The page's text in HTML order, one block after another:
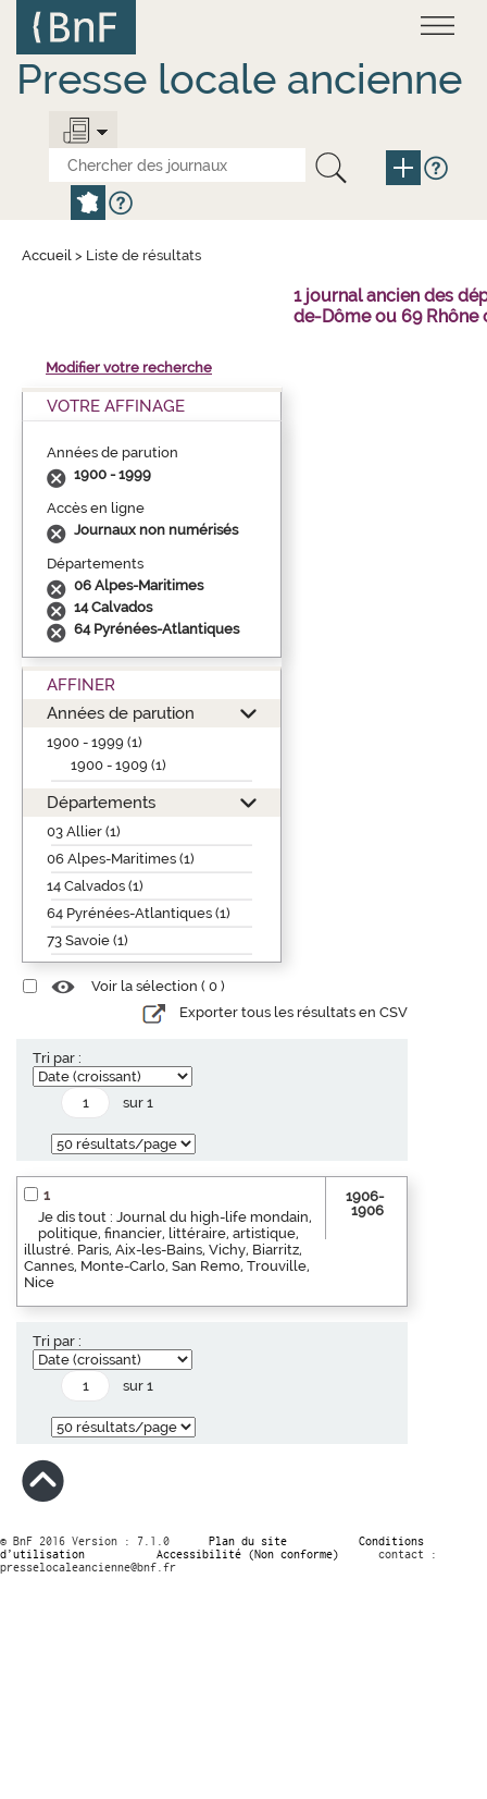
contenu
principal
Presse locale ancienne
Accueil > Liste de résultats
1 journal ancien des
de-Dôme ou 69 Rhône
Modifier votre recherche
VOTRE AFFINAGE
Années de parution
1900 - 1999
Accès en ligne
Journaux non numérisés
Départements
06 Alpes-Maritimes
14 Calvados
64 Pyrénées-Atlantiques
AFFINER
Années de parution
1900 - 1999 (1)
1900 - 1909 (1)
Départements
03 Allier (1)
06 Alpes-Maritimes (1)
14 Calvados (1)
64 Pyrénées-Atlantiques (1)
73 Savoie (1)
Voir la sélection ( 0 )
Exporter tous les résultats en CSV
Tri par :
sur 1
1
Je dis tout : Journal du high-life mondain,
politique, financier, littéraire, artistique,
illustré. Paris, Aix-les-Bains, Vichy, Biarritz,
Cannes, Monte-Carlo, San Remo, Trouville,
Nice
1906-
1906
Tri par :
sur 1
© BnF 2016 Version : 7.1.0 Plan du site
Conditions
d’utilisation
Accessibilité (Non conforme)
contact :
presselocaleancienne@bnf.fr
Panneau de gestion des cookies